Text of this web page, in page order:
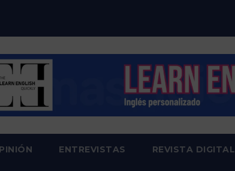
ENTREVISTAS REVISTA DIGITAL